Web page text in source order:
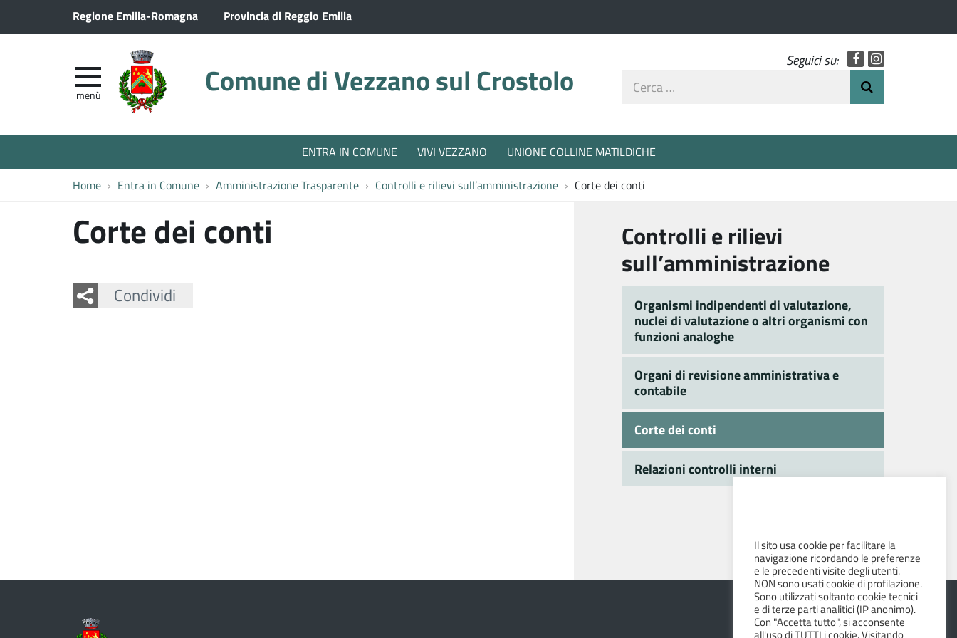
Regione Emilia-Romagna Provincia di Reggio Emilia
Comune di Vezzano sul Crostolo
menù
Seguici su: Facebook
Cerca
ENTRA IN COMUNE VIVI VEZZANO UNIONE COLLINE MATILDICHE
Home Entra in Comune Amministrazione Trasparente Controlli e rilievi sull’amministrazione Corte dei conti
Corte dei conti
Condividi
Facebook
Twitter
Whatsapp
Controlli e rilievi
sull’amministrazione
Organismi indipendenti di valutazione,
nuclei di valutazione o altri organismi con
funzioni analoghe
Organi di revisione amministrativa e
contabile
Corte dei conti
Relazioni controlli interni
Il sito usa cookie per facilitare la
navigazione ricordando le preferenze
e le precedenti visite degli utenti.
NON sono usati cookie di profilazione.
Sono utilizzati soltanto cookie tecnici
e di terze parti analitici (IP anonimo).
Con "Accetta tutto", si acconsente
all'uso di TUTTI i cookie. Visitando